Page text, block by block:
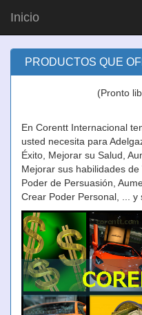
Inicio
PRODUCTOS QUE
(Pronto
En Corentt Internacional
usted necesita para
Éxito, Mejorar su Salud,
Mejorar sus habilidades
Poder de Persuasión,
Crear Poder Personal, ... y